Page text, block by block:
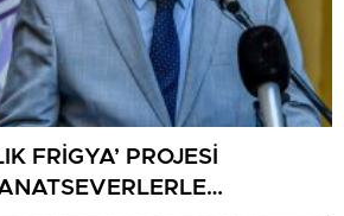
FRİGYA’ PROJESİ